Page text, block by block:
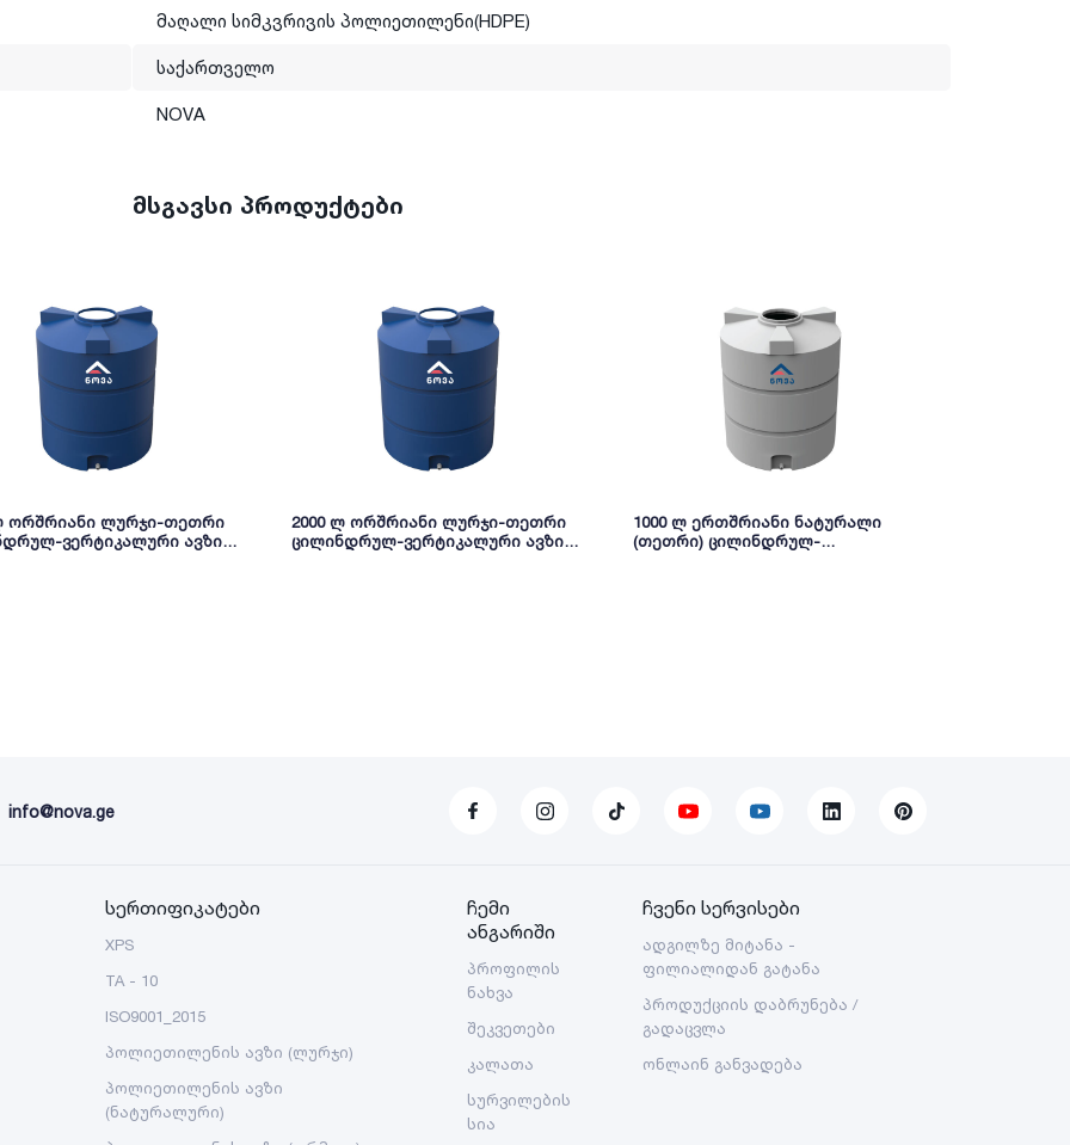
მაღალი სიმკვრივის პოლიეთილენი(HDPE)
საქართველო
NOVA
მსგავსი პროდუქტები
ორშრიანი ლურჯი-თეთრი
ვერტიკალური ავზი
2000 ლ ორშრიანი ლურჯი-თეთრი
ცილინდრულ-ვერტიკალური ავზი
1000 ლ ერთშრიანი ნატურალი
(თეთრი) ცილინდრულ-
info@nova.ge
სერთიფიკატები
XPS
TA - 10
ISO9001_2015
პოლიეთილენის ავზი (ლურჯი)
პოლიეთილენის ავზი
(ნატურალური)
ჩემი
ანგარიში
პროფილის
ნახვა
შეკვეთები
კალათა
სურვილების
სია
ჩვენი სერვისები
ადგილზე მიტანა -
ფილიალიდან გატანა
პროდუქციის დაბრუნება /
გადაცვლა
ონლაინ განვადება